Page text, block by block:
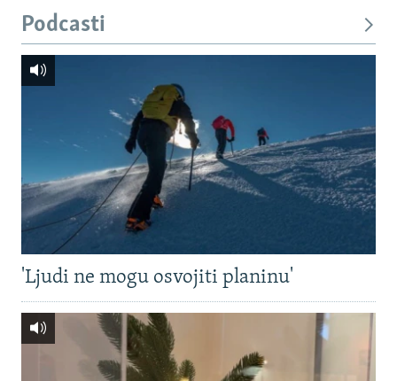
Podcasti
'Ljudi ne mogu osvojiti planinu'